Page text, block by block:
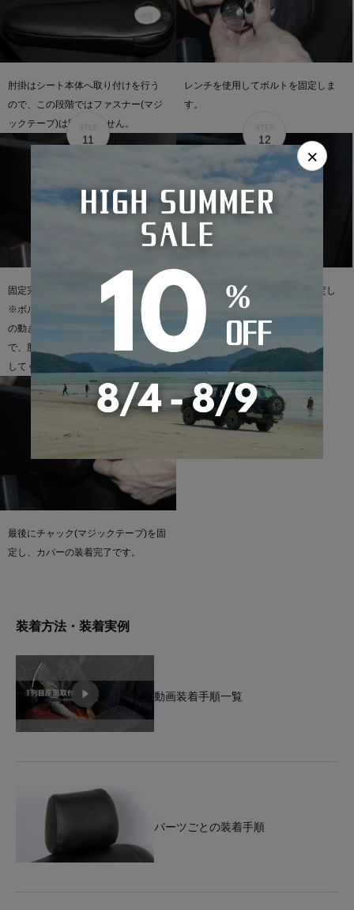
肘掛はシート本体へ取り付けを行う
ので、この段階ではファスナー(マジ
ックテープ)は固定しません。
レンチを使用してボルトを固定しま
す。
11
固定完了です。
※ボルトは締めすぎてしまうと肘掛
の動きが悪くなってしまいますの
で、肘掛の出し入れをしながら調節
してください。
12
プラスチックカバーを肘掛に固定し
元に戻します。
STEP
13
最後にチャック(マジックテープ)を固
定し、カバーの装着完了です。
装着方法・装着実例
動画装着手順一覧
パーツごとの装着手順
×